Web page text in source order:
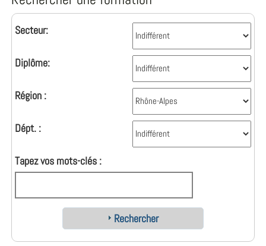
Secteur:
Diplôme:
Région :
Dépt. :
Tapez vos mots-clés :
Rechercher